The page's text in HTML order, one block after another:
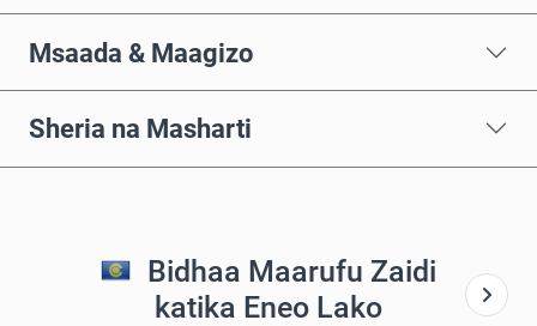
Msaada & Maagizo
Sheria na Masharti
Bidhaa Maarufu Zaidi
katika Eneo Lako